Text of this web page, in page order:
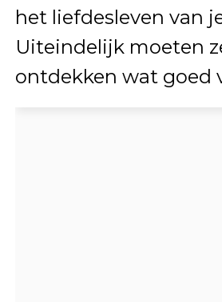
het liefdesleven van
Uiteindelijk moeten
ontdekken wat goed